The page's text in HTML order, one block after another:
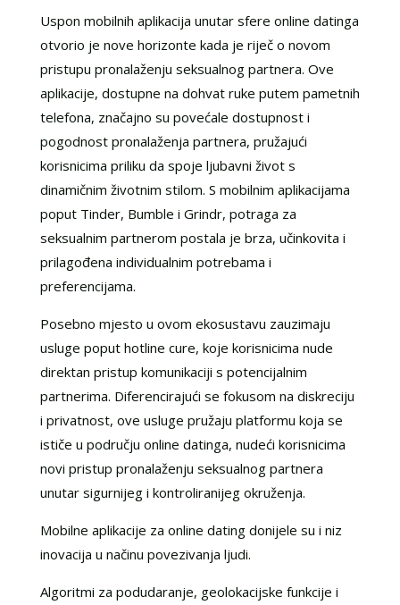
Uspon mobilnih aplikacija unutar sfere online datinga
otvorio je nove horizonte kada je riječ o novom
pristupu pronalaženju seksualnog partnera. Ove
aplikacije, dostupne na dohvat ruke putem pametnih
telefona, značajno su povećale dostupnost i
pogodnost pronalaženja partnera, pružajući
korisnicima priliku da spoje ljubavni život s
dinamičnim životnim stilom. S mobilnim aplikacijama
poput Tinder, Bumble i Grindr, potraga za
seksualnim partnerom postala je brza, učinkovita i
prilagođena individualnim potrebama i
preferencijama.
Posebno mjesto u ovom ekosustavu zauzimaju
usluge poput hotline cure, koje korisnicima nude
direktan pristup komunikaciji s potencijalnim
partnerima. Diferencirajući se fokusom na diskreciju
i privatnost, ove usluge pružaju platformu koja se
ističe u području online datinga, nudeći korisnicima
novi pristup pronalaženju seksualnog partnera
unutar sigurnijeg i kontroliranijeg okruženja.
Mobilne aplikacije za online dating donijele su i niz
inovacija u načinu povezivanja ljudi.
Algoritmi za podudaranje, geolokacijske funkcije i